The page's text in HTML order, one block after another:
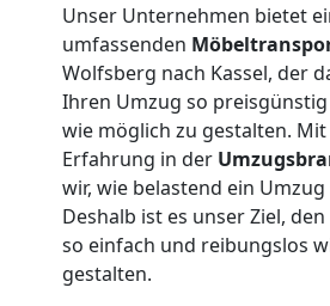
Unser Unternehmen bietet
umfassenden
Wolfsberg nach Kassel, der
Ihren Umzug so
wie möglich zu gestalten. Mit
Erfahrung in der
wir, wie belastend ein
Deshalb ist es unser Ziel,
so einfach und reibungslos
gestalten.